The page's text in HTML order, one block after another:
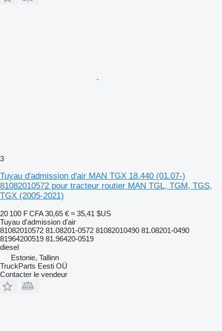
3
Tuyau d'admission d'air MAN TGX 18.440 (01.07-)
81082010572 pour tracteur routier MAN TGL, TGM, TGS,
TGX (2005-2021)
20 100 F CFA 30,65 € ≈ 35,41 $US
Tuyau d'admission d'air
81082010572 81.08201-0572 81082010490 81.08201-0490
81964200519 81.96420-0519
diesel
Estonie, Tallinn
TruckParts Eesti OÜ
Contacter le vendeur